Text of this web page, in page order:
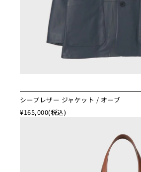
シープレザー ジャケット / オーブ
¥165,000(税込)